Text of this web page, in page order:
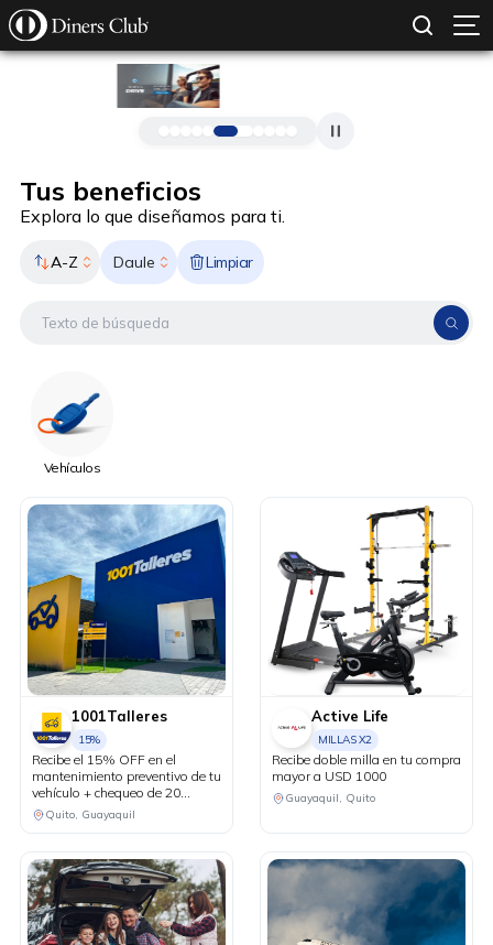
Pasar al contenido principal
Tus beneficios
Explora lo que diseñamos para ti.
A-Z Daule Limpiar
Vehículos
1001Talleres
15%
Recibe el 15% OFF en el
mantenimiento preventivo de tu
vehículo + chequeo de 20
puntos sin costo.
Quito, Guayaquil
Active Life
MILLAS X2
Recibe doble milla en tu compra
mayor a USD 1000
Guayaquil, Quito